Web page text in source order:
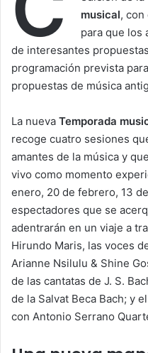
musical,
para que los
de interesantes
programación prevista
propuestas de música
La nueva Temporada
recoge cuatro sesiones
amantes de la música y
vivo como momento
enero, 20 de febrero, 13
espectadores que se
adentrarán en un viaje a
Hirundo Maris, las voces
Arianne Nsilulu & Shine
de las cantatas de J. S.
de la Salvat Beca Bach; y
con Antonio Serrano